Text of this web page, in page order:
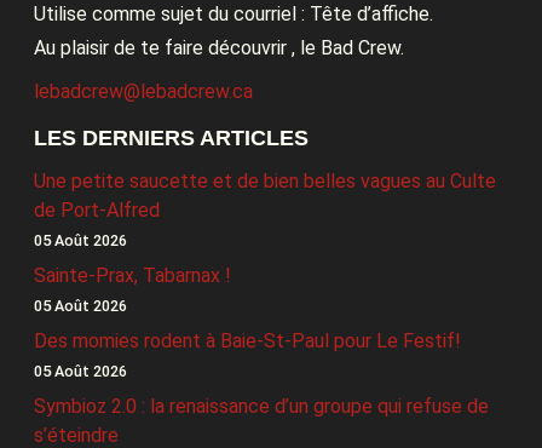
Utilise comme sujet du courriel : Tête d’affiche.
Au plaisir de te faire découvrir , le Bad Crew.
lebadcrew@lebadcrew.ca
LES DERNIERS ARTICLES
Une petite saucette et de bien belles vagues au Culte
de Port-Alfred
05 Août 2026
Sainte-Prax, Tabarnax !
05 Août 2026
Des momies rodent à Baie-St-Paul pour Le Festif!
05 Août 2026
Symbioz 2.0 : la renaissance d’un groupe qui refuse de
s’éteindre